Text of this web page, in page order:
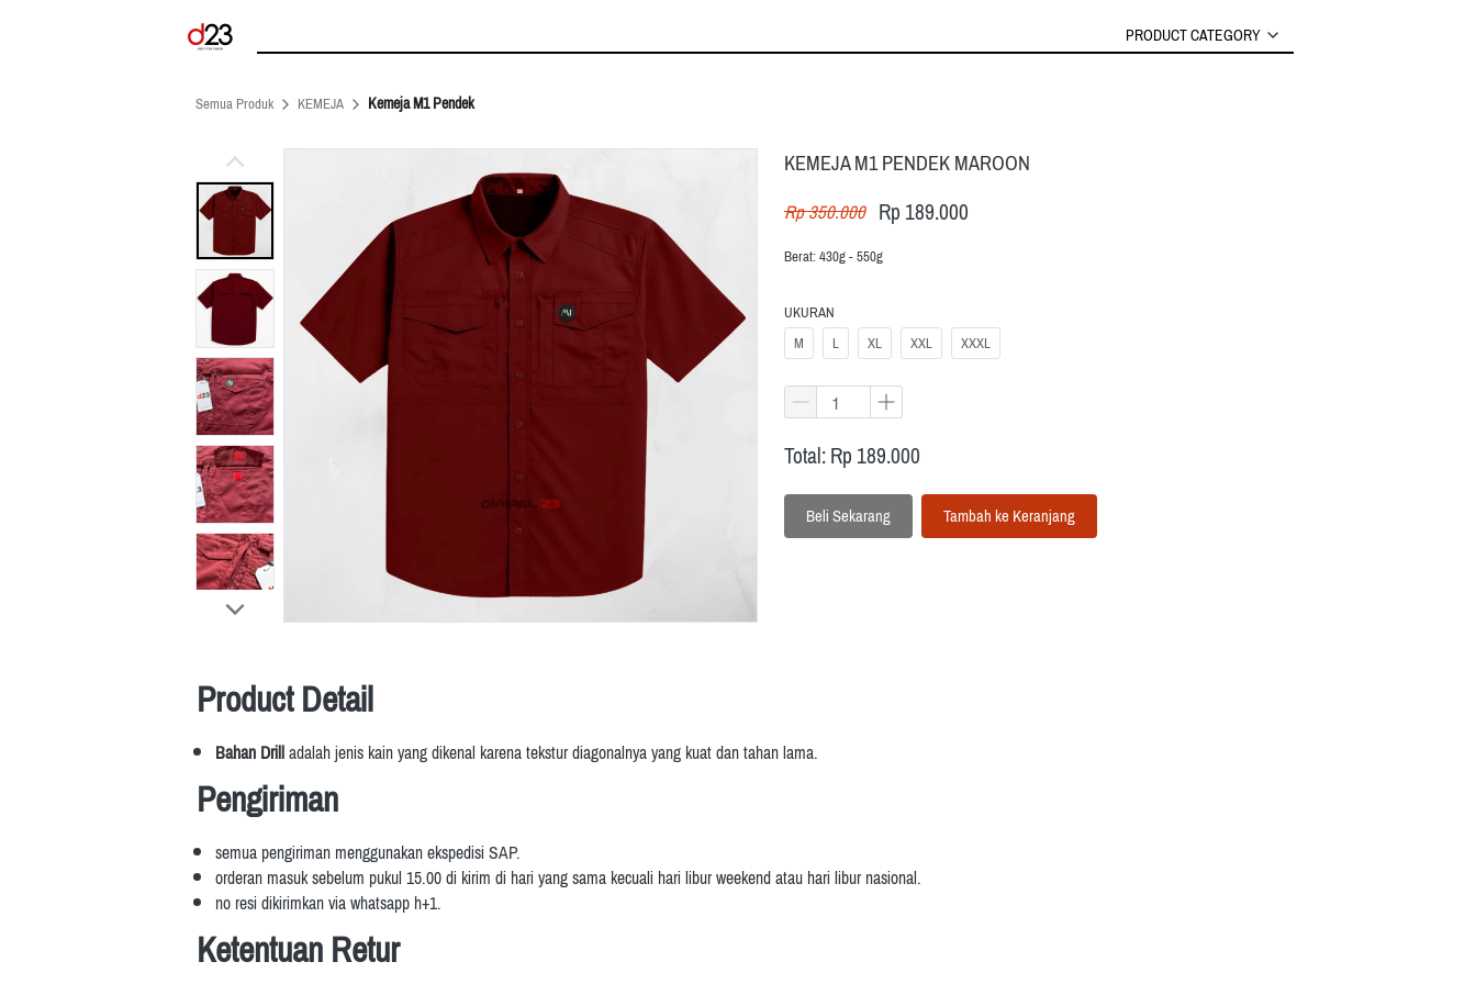
PRODUCT CATEGORY
Semua Produk KEMEJA Kemeja M1 Pendek
KEMEJA M1 PENDEK MAROON
Rp 350.000 Rp 189.000
Berat: 430g - 550g
UKURAN
M
L XL XXL XXXL
Total: Rp 189.000
`Beli Sekarang `Tambah ke Keranjang
Product Detail
Bahan Drill adalah jenis kain yang dikenal karena tekstur diagonalnya yang kuat dan tahan lama.
Pengiriman
semua pengiriman menggunakan ekspedisi SAP.
orderan masuk sebelum pukul 15.00 di kirim di hari yang sama kecuali hari libur weekend atau hari libur nasional.
no resi dikirimkan via whatsapp h+1.
Ketentuan Retur